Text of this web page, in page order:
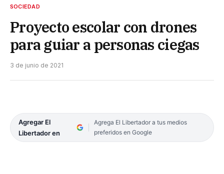
SOCIEDAD
Proyecto escolar con drones
para guiar a personas ciegas
3 de junio de 2021
Agregar El
Libertador en
Agrega El Libertador a tus medios
preferidos en Google